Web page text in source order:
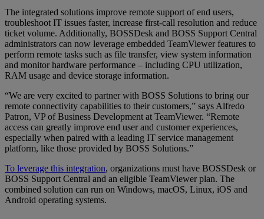
The integrated solutions improve remote support of end users,
troubleshoot IT issues faster, increase first-call resolution and reduce
ticket volume. Additionally, BOSSDesk and BOSS Support Central
administrators can now leverage embedded TeamViewer features to
perform remote tasks such as file transfer, view system information
and monitor hardware performance – including CPU utilization,
RAM usage and device storage information.
“We are very excited to partner with BOSS Solutions to bring our
remote connectivity capabilities to their customers,” says Alfredo
Patron, VP of Business Development at TeamViewer. “Remote
access can greatly improve end user and customer experiences,
especially when paired with a leading IT service management
platform, like those provided by BOSS Solutions.”
To leverage this integration, organizations must have BOSSDesk or
BOSS Support Central and an eligible TeamViewer plan. The
combined solution can run on Windows, macOS, Linux, iOS and
Android operating systems.